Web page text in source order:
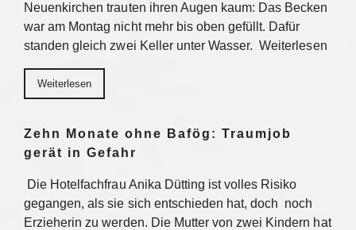
Neuenkirchen trauten ihren Augen kaum: Das Becken
war am Montag nicht mehr bis oben gefüllt. Dafür
standen gleich zwei Keller unter Wasser. Weiterlesen
Weiterlesen
Zehn Monate ohne Bafög: Traumjob
gerät in Gefahr
Die Hotelfachfrau Anika Dütting ist volles Risiko
gegangen, als sie sich entschieden hat, doch noch
Erzieherin zu werden. Die Mutter von zwei Kindern hat